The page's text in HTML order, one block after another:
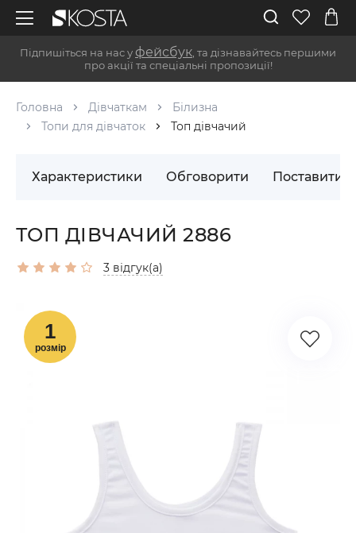
Підпишіться на нас у фейсбук , та дізнавайтесь першими
про акції та спеціальні пропозиції!
Головна Дівчаткам
Білизна
Топи для дівчаток
Топ дівчачий
Характеристики Обговорити Поставити
ТОП ДІВЧАЧИЙ 2886
3 відгук(а)